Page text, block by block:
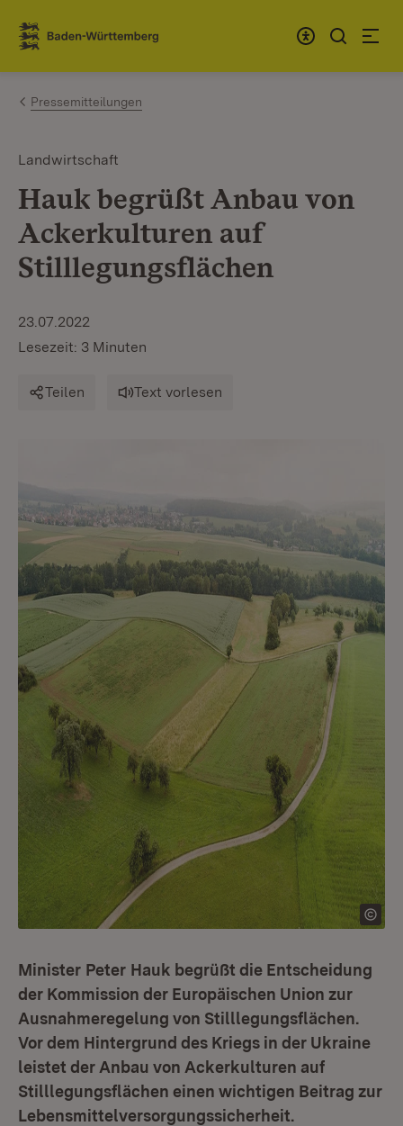
Zum Inhalt springen
Link zur Startseite
Pressemitteilungen
Landwirtschaft
Hauk begrüßt Anbau von
Ackerkulturen auf
Stilllegungsflächen
23.07.2022
Lesezeit: 3 Minuten
Teilen Text vorlesen
Minister Peter Hauk begrüßt die Entscheidung
der Kommission der Europäischen Union zur
Ausnahmeregelung von Stilllegungsflächen.
Vor dem Hintergrund des Kriegs in der Ukraine
leistet der Anbau von Ackerkulturen auf
Stilllegungsflächen einen wichtigen Beitrag zur
Lebensmittelversorgungssicherheit.